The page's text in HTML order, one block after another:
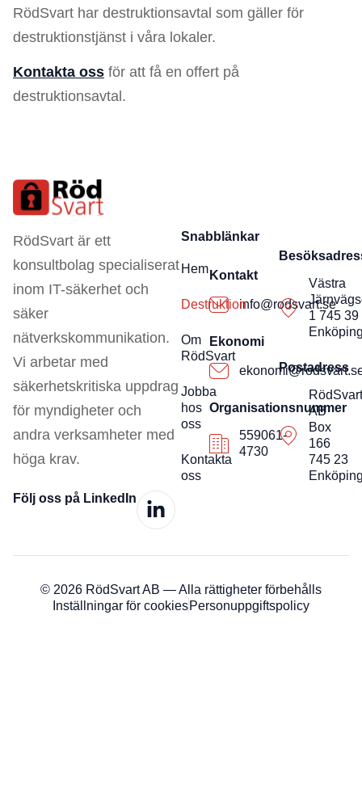
RödSvart har destruktionsavtal som gäller för
destruktionstjänst i våra lokaler.
Kontakta oss för att få en offert på
destruktionsavtal.
RödSvart är ett
konsultbolag specialiserat
inom IT-säkerhet och
säker
nätverkskommunikation.
Vi arbetar med
säkerhetskritiska uppdrag
för myndigheter och
andra verksamheter med
höga krav.
Följ oss på LinkedIn
Snabblänkar
Hem
Destruktion
Om
RödSvart
Jobba
hos
oss
Kontakta
oss
Kontakt
info@rodsvart.se
Ekonomi
Organisationsnummer
559061-
4730
Västra
1 745 39
Postadress
AB
Box
166
745 23
© 2026 RödSvart AB — Alla rättigheter förbehålls
Inställningar för cookiesPersonuppgiftspolicy